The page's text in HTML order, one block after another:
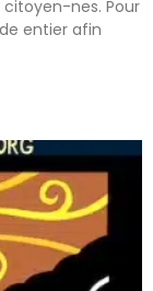
nes. Pour
entier afin